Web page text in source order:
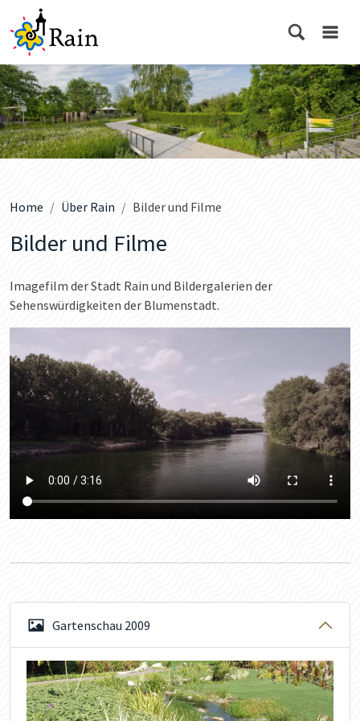
Home Über Rain Bilder und Filme
Bilder und Filme
Imagefilm der Stadt Rain und Bildergalerien der
Sehenswürdigkeiten der Blumenstadt.
Gartenschau 2009